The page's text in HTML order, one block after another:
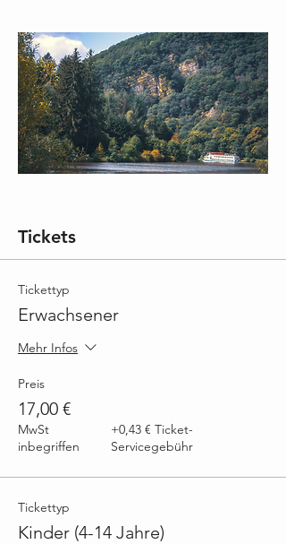
Tickets
Tickettyp
Erwachsener
Mehr Infos
Preis
17,00 €
MwSt
inbegriffen
+0,43 € Ticket-
Servicegebühr
Tickettyp
Kinder (4-14 Jahre)